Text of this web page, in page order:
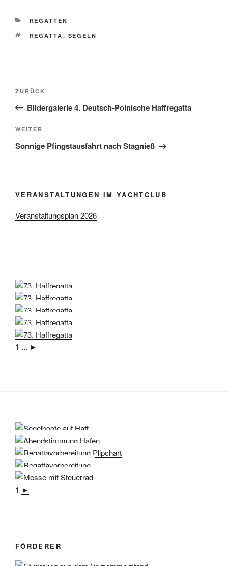
KATEGORIEN
REGATTEN
SCHLAGWÖRTER
REGATTA , SEGELN
Beitragsnavigation
Vorheriger
Beitrag
ZURÜCK
Bildergalerie 4. Deutsch-Polnische Haffregatta
Nächster
Beitrag
WEITER
Sonnige Pfingstausfahrt nach Stagnieß
VERANSTALTUNGEN IM YACHTCLUB
Veranstaltungsplan 2026
1 ... ►
1 ►
FÖRDERER